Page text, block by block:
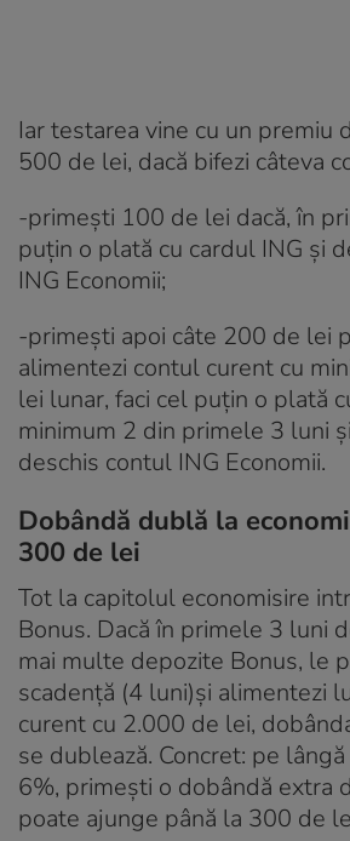
Iar testarea vine cu un premiu
500 de lei, dacă bifezi câteva
-primești 100 de lei dacă, în
puțin o plată cu cardul ING și
ING Economii;
-primești apoi câte 200 de lei
alimentezi contul curent cu
lei lunar, faci cel puțin o plată
minimum 2 din primele 3 luni
deschis contul ING Economii.
Dobândă dublă la
300 de lei
Tot la capitolul economisire
Bonus. Dacă în primele 3 luni
mai multe depozite Bonus, le
scadență (4 luni)și alimentezi
curent cu 2.000 de lei,
se dublează. Concret: pe
6%, primești o dobândă extra
poate ajunge până la 300 de